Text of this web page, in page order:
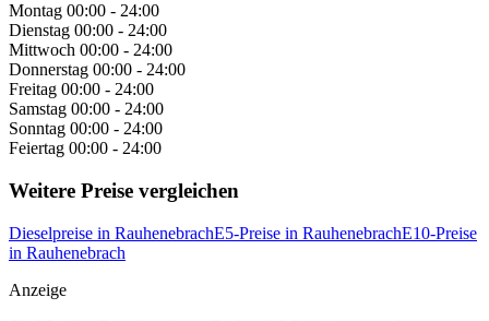
Montag 00:00 - 24:00
Dienstag 00:00 - 24:00
Mittwoch 00:00 - 24:00
Donnerstag 00:00 - 24:00
Freitag 00:00 - 24:00
Samstag 00:00 - 24:00
Sonntag 00:00 - 24:00
Feiertag 00:00 - 24:00
Weitere Preise vergleichen
Dieselpreise in RauhenebrachE5-Preise in RauhenebrachE10-Preise
in Rauhenebrach
Anzeige